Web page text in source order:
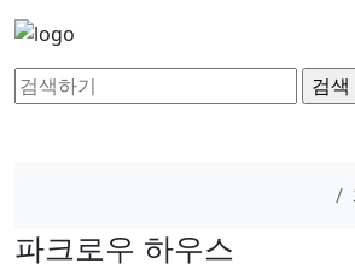
파크로우 하우스